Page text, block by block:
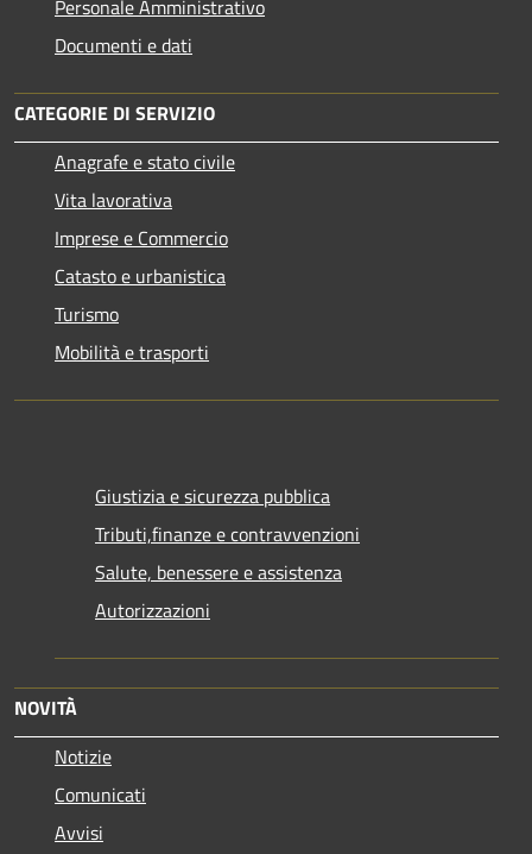
Personale Amministrativo
Documenti e dati
CATEGORIE DI SERVIZIO
Anagrafe e stato civile
Vita lavorativa
Imprese e Commercio
Catasto e urbanistica
Turismo
Mobilità e trasporti
Giustizia e sicurezza pubblica
Tributi,finanze e contravvenzioni
Salute, benessere e assistenza
Autorizzazioni
NOVITÀ
Notizie
Comunicati
Avvisi